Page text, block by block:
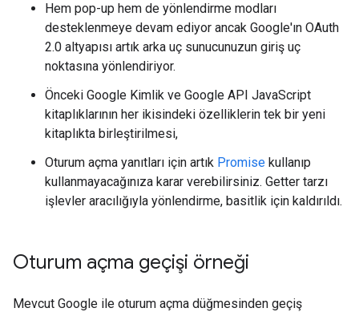
Hem pop-up hem de yönlendirme modları
desteklenmeye devam ediyor ancak Google'ın OAuth
2.0 altyapısı artık arka uç sunucunuzun giriş uç
noktasına yönlendiriyor.
Önceki Google Kimlik ve Google API JavaScript
kitaplıklarının her ikisindeki özelliklerin tek bir yeni
kitaplıkta birleştirilmesi,
Oturum açma yanıtları için artık Promise kullanıp
kullanmayacağınıza karar verebilirsiniz. Getter tarzı
işlevler aracılığıyla yönlendirme, basitlik için kaldırıldı.
Oturum açma geçişi örneği
Mevcut Google ile oturum açma düğmesinden geçiş